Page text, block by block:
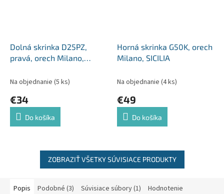
Dolná skrinka D25PZ,
pravá, orech Milano,
Na objednanie (5 ks)
€34
Do košíka
Horná skrinka G50K, orech
Milano, SICILIA
Na objednanie (4 ks)
€49
Do košíka
ZOBRAZIŤ VŠETKY SÚVISIACE PRODUKTY
Popis Podobné (3) Súvisiace súbory (1) Hodnotenie